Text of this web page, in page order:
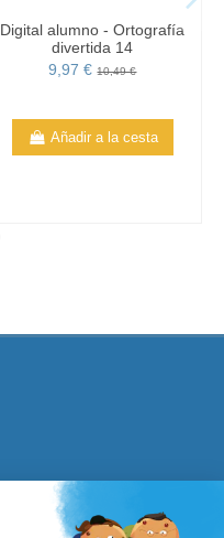
Digital alumno - Ortografía
divertida 14
9,97 €10,49 €
Añadir a la cesta